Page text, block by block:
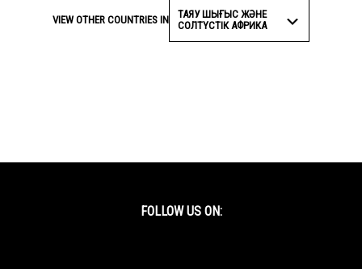
VIEW OTHER COUNTRIES IN
ТАЯУ ШЫҒЫС ЖӘНЕ
СОЛТҮСТІК АФРИКА
FOLLOW US ON: